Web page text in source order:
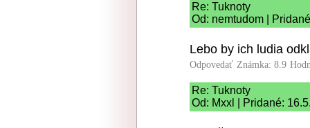
Re: Tuknoty
Od: nemtudom |
Lebo by ich ludia
Odpovedať Známka: 8.9
Re: Tuknoty
Od: Mxxl | Pridané: